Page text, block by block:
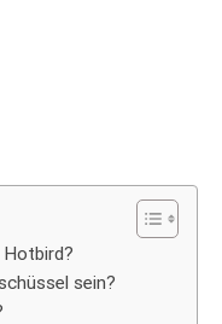
sein?